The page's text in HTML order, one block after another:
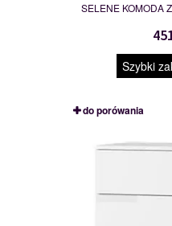
SELENE KOMODA
Szybki
do porówania
TYP 03
111872